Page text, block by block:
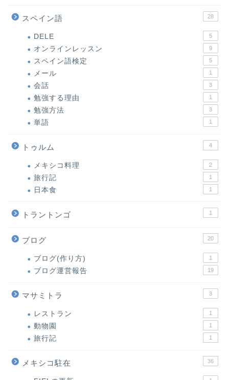
スペイン語 28
DELE 5
オンラインレッスン 9
スペイン語検定 5
メール 1
会話 3
勉強する理由 1
勉強方法 3
単語 1
トゥルム 4
メキシコ料理 2
旅行記 1
日本食 1
トラントンゴ 1
ブログ 20
ブログ(作り方) 1
ブログ運営報告 19
マサミトラ 3
レストラン 1
動物園 1
旅行記 1
メキシコ駐在 36